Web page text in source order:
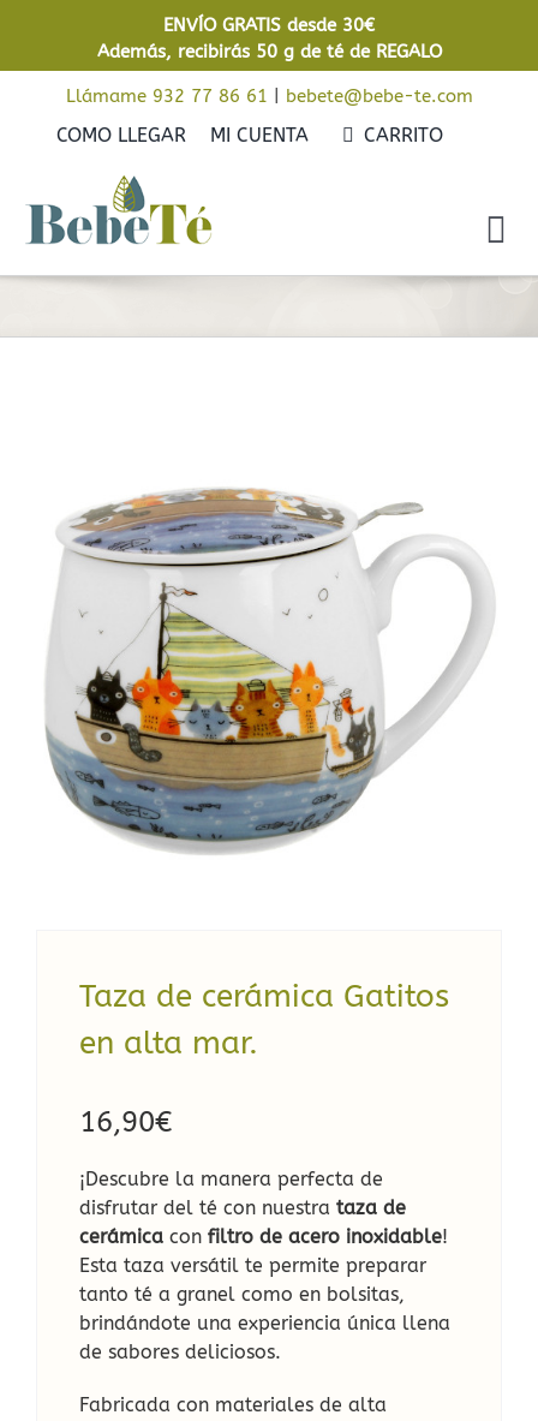
ENVÍO GRATIS desde 30€
Además, recibirás 50 g de té de REGALO
Llámame 932 77 86 61 bebete@bebe-te.com
COMO LLEGAR MI CUENTA CARRITO
Infusiones
Complementos
Delicias
Talleres
El Blog de Bebe-Té
Sobre nosotros
Taza de cerámica Gatitos
en alta mar.
16,90€
¡Descubre la manera perfecta de
disfrutar del té con nuestra taza de
cerámica con filtro de acero inoxidable!
Esta taza versátil te permite preparar
tanto té a granel como en bolsitas,
brindándote una experiencia única llena
de sabores deliciosos.
Fabricada con materiales de alta